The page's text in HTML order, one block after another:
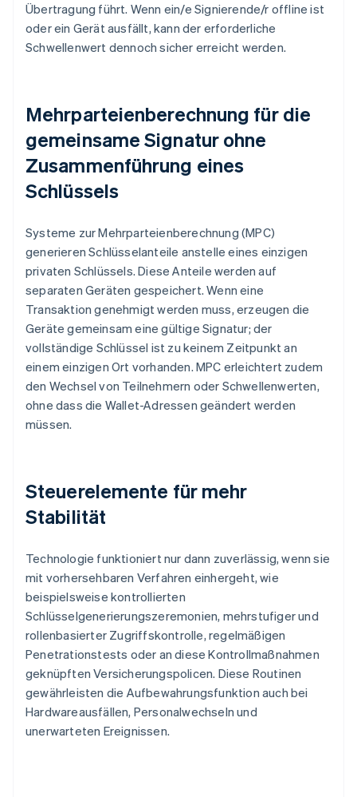
Übertragung führt. Wenn ein/e Signierende/r offline ist
oder ein Gerät ausfällt, kann der erforderliche
Schwellenwert dennoch sicher erreicht werden.
Mehrparteienberechnung für die
gemeinsame Signatur ohne
Zusammenführung eines
Schlüssels
Systeme zur Mehrparteienberechnung (MPC)
generieren Schlüsselanteile anstelle eines einzigen
privaten Schlüssels. Diese Anteile werden auf
separaten Geräten gespeichert. Wenn eine
Transaktion genehmigt werden muss, erzeugen die
Geräte gemeinsam eine gültige Signatur; der
vollständige Schlüssel ist zu keinem Zeitpunkt an
einem einzigen Ort vorhanden. MPC erleichtert zudem
den Wechsel von Teilnehmern oder Schwellenwerten,
ohne dass die Wallet-Adressen geändert werden
müssen.
Steuerelemente für mehr
Stabilität
Technologie funktioniert nur dann zuverlässig, wenn sie
mit vorhersehbaren Verfahren einhergeht, wie
beispielsweise kontrollierten
Schlüsselgenerierungszeremonien, mehrstufiger und
rollenbasierter Zugriffskontrolle, regelmäßigen
Penetrationstests oder an diese Kontrollmaßnahmen
geknüpften Versicherungspolicen. Diese Routinen
gewährleisten die Aufbewahrungsfunktion auch bei
Hardwareausfällen, Personalwechseln und
unerwarteten Ereignissen.